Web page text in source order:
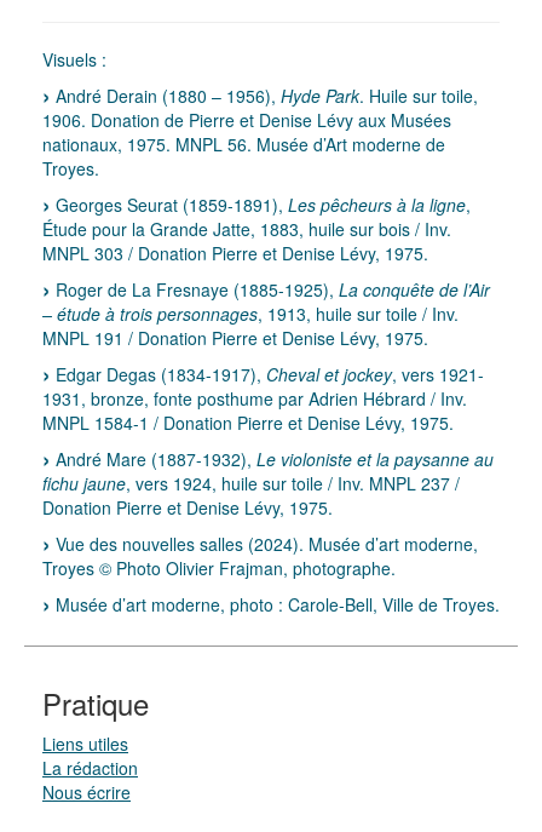
Visuels :
André Derain (1880 – 1956), Hyde Park. Huile sur toile,
1906. Donation de Pierre et Denise Lévy aux Musées
nationaux, 1975. MNPL 56. Musée d’Art moderne de
Troyes.
Georges Seurat (1859-1891), Les pêcheurs à la ligne,
Étude pour la Grande Jatte, 1883, huile sur bois / Inv.
MNPL 303 / Donation Pierre et Denise Lévy, 1975.
Roger de La Fresnaye (1885-1925), La conquête de l’Air
– étude à trois personnages, 1913, huile sur toile / Inv.
MNPL 191 / Donation Pierre et Denise Lévy, 1975.
Edgar Degas (1834-1917), Cheval et jockey, vers 1921-
1931, bronze, fonte posthume par Adrien Hébrard / Inv.
MNPL 1584-1 / Donation Pierre et Denise Lévy, 1975.
André Mare (1887-1932), Le violoniste et la paysanne au
fichu jaune, vers 1924, huile sur toile / Inv. MNPL 237 /
Donation Pierre et Denise Lévy, 1975.
Vue des nouvelles salles (2024). Musée d’art moderne,
Troyes © Photo Olivier Frajman, photographe.
Musée d’art moderne, photo : Carole-Bell, Ville de Troyes.
Pratique
Liens utiles
La rédaction
Nous écrire